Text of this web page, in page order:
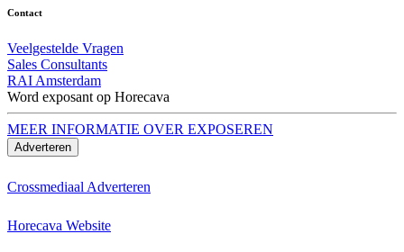
Contact
Veelgestelde Vragen
Sales Consultants
RAI Amsterdam
Word exposant op Horecava
MEER INFORMATIE OVER EXPOSEREN
Adverteren
Crossmediaal Adverteren
Horecava Website